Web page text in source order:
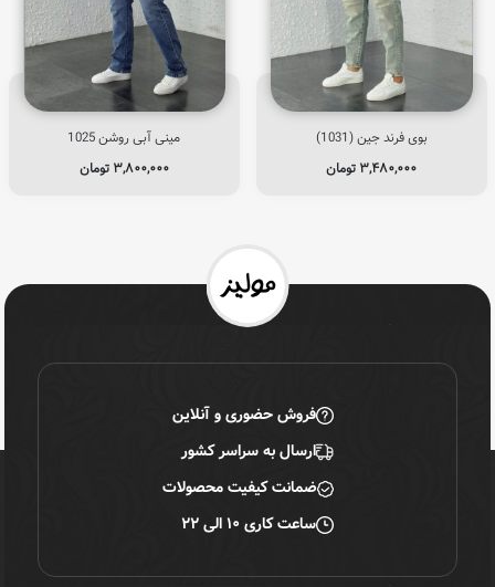
بوی فرند جین (1031)
۳,۴۸۰,۰۰۰ تومان
مینی آبی روشن 1025
۳,۸۰۰,۰۰۰ تومان
فروش حضوری و آنلاین
ارسال به سراسر کشور
ضمانت کیفیت محصولات
ساعت کاری ۱۰ الی ۲۲